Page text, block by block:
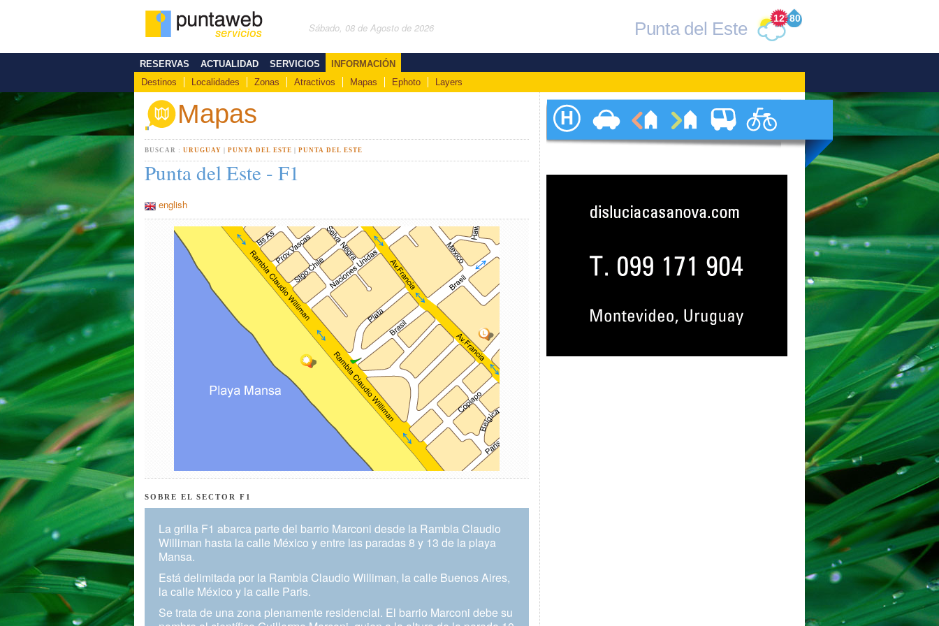
Sábado, 08 de Agosto de 2026
80
12°
Punta del Este
RESERVAS ACTUALIDAD SERVICIOS
INFORMACIÓN
Destinos
Localidades Zonas Atractivos Mapas Ephoto Layers
Mapas
BUSCAR : URUGUAY PUNTA DEL ESTE PUNTA DEL ESTE
Punta del Este - F1
english
SOBRE EL SECTOR F1
La grilla F1 abarca parte del barrio Marconi desde la Rambla Claudio
Williman hasta la calle México y entre las paradas 8 y 13 de la playa
Mansa.
Está delimitada por la Rambla Claudio Williman, la calle Buenos Aires,
la calle México y la calle Paris.
Se trata de una zona plenamente residencial. El barrio Marconi debe su